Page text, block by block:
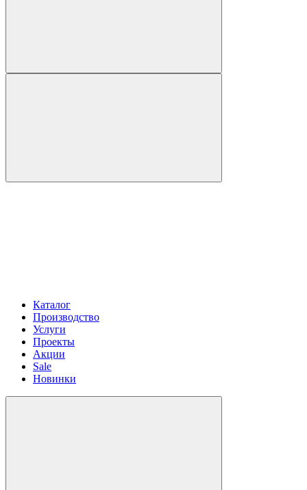
Каталог
Производство
Услуги
Проекты
Акции
Sale
Новинки